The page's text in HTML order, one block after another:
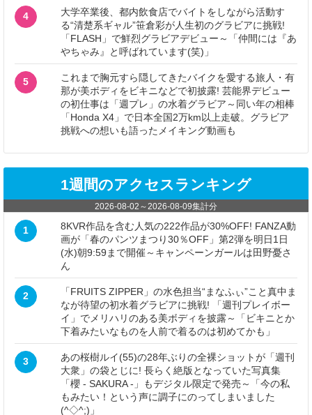
4
大学卒業後、都内飲食店でバイトをしながら活動す
る“清楚系ギャル”笹倉彩が人生初のグラビアに挑戦!
「FLASH」で鮮烈グラビアデビュー～「仲間には『あ
やちゃみ』と呼ばれています(笑)」
5
これまで胸元すら隠してきたバイクを愛する旅人・有
那が美ボディをビキニなどで初披露! 芸能界デビュー
の初仕事は「週プレ」の水着グラビア～同い年の相棒
「Honda X4」で日本全国2万km以上走破。グラビア
挑戦への想いも語ったメイキング動画も
1週間のアクセスランキング
2026-08-02 ～2026-08-09集計分
1
8KVR作品を含む人気の222作品が30%OFF! FANZA動
画が「春のパンツまつり30％OFF」第2弾を明日1日
(水)朝9:59まで開催～キャンペーンガールは田野憂さ
ん
2
「FRUITS ZIPPER」の水色担当“まなふぃ”こと真中ま
なが待望の初水着グラビアに挑戦! 「週刊プレイボー
イ」でメリハリのある美ボディを披露～「ビキニとか
下着みたいなものを人前で着るのは初めてかも」
3
あの桜樹ルイ(55)の28年ぶりの全裸ショットが「週刊
大衆」の袋とじに! 長らく絶版となっていた写真集
「櫻 - SAKURA -」もデジタル限定で発売～「今の私
もみたい！という声に調子にのってしまいました
(^◇^;)」